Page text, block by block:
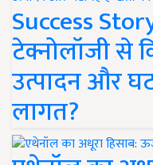
Success
टेक्नोलॉजी से
उत्पादन और
लागत?